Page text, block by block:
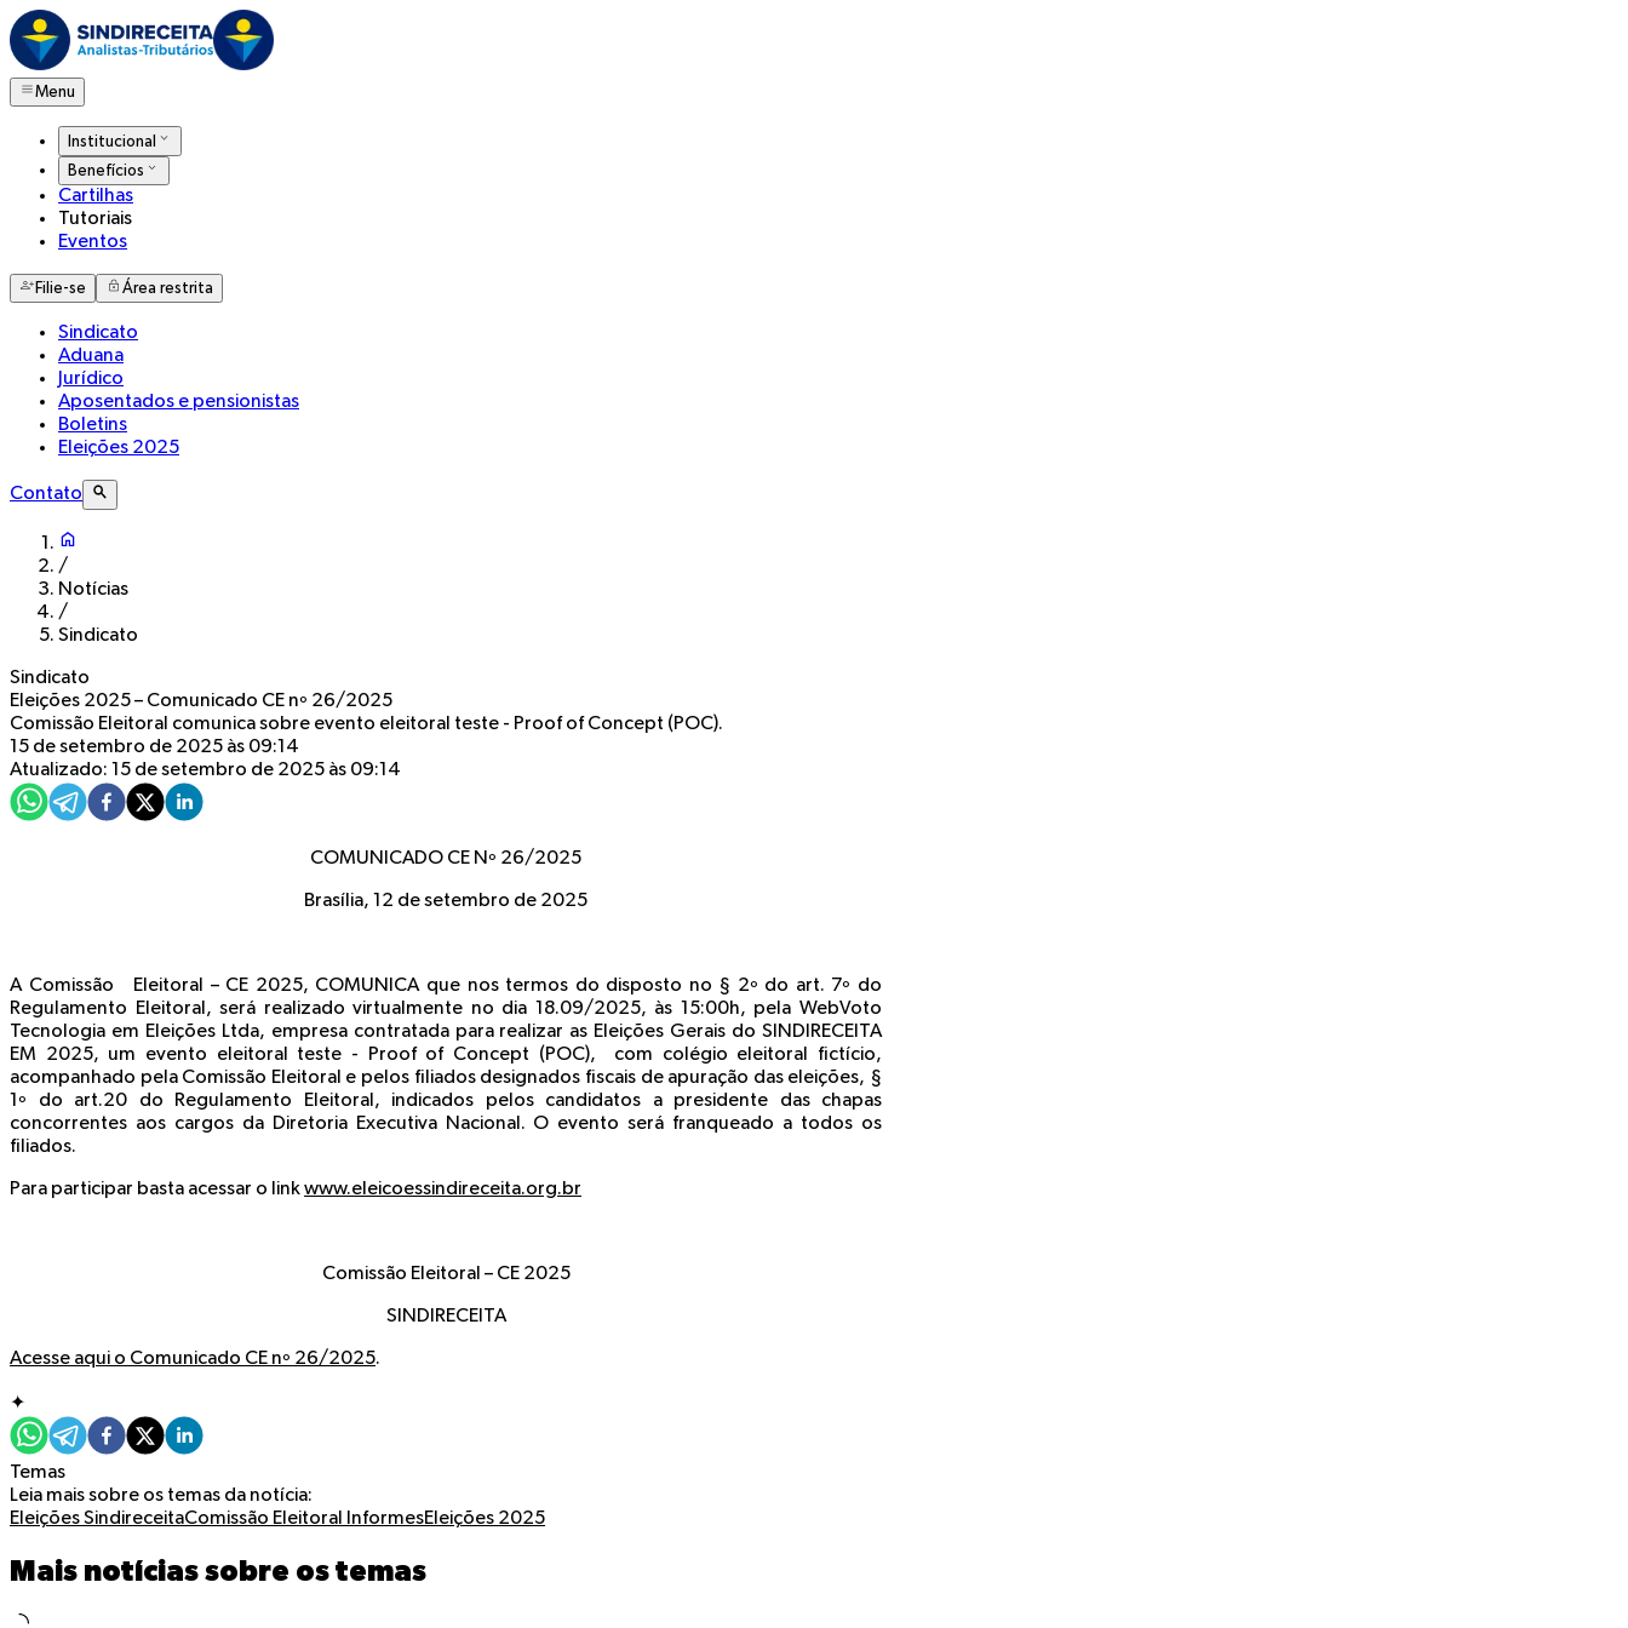
Menu
Institucional
Benefícios
Cartilhas
Tutoriais
Eventos
Filie-se Área restrita
Sindicato
Aduana
Jurídico
Aposentados e pensionistas
Boletins
Eleições 2025
Contato
/
Notícias
/
Sindicato
Sindicato
Eleições 2025 – Comunicado CE nº 26/2025
Comissão Eleitoral comunica sobre evento eleitoral teste - Proof of Concept (POC).
15 de setembro de 2025 às 09:14
Atualizado: 15 de setembro de 2025 às 09:14
COMUNICADO CE Nº 26/2025
Brasília, 12 de setembro de 2025
A Comissão Eleitoral – CE 2025, COMUNICA que nos termos do disposto no § 2º do art. 7º do
Regulamento Eleitoral, será realizado virtualmente no dia 18.09/2025, às 15:00h, pela WebVoto
Tecnologia em Eleições Ltda, empresa contratada para realizar as Eleições Gerais do SINDIRECEITA
EM 2025, um evento eleitoral teste - Proof of Concept (POC), com colégio eleitoral fictício,
acompanhado pela Comissão Eleitoral e pelos filiados designados fiscais de apuração das eleições, §
1º do art.20 do Regulamento Eleitoral, indicados pelos candidatos a presidente das chapas
concorrentes aos cargos da Diretoria Executiva Nacional. O evento será franqueado a todos os
filiados.
Para participar basta acessar o linkwww.eleicoessindireceita.org.br
Comissão Eleitoral – CE 2025
SINDIRECEITA
Acesse aqui o Comunicado CE nº 26/2025.
✦
Temas
Leia mais sobre os temas da notícia:
Eleições SindireceitaComissão Eleitoral InformesEleições 2025
Mais notícias sobre os temas